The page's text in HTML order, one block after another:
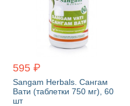
595 ₽
Sangam Herbals. Сангам
Вати (таблетки 750 мг), 60
шт